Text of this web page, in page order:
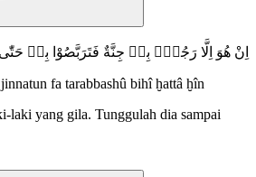
اِنْ هُوَ اِلَّا رَجُلٌۢ بِهٖ جِنَّةٌ فَتَرَبَّصُوْا بِهٖ
fa tarabbashû bihî ḫattâ ḫîn
laki yang gila. Tunggulah dia sampai